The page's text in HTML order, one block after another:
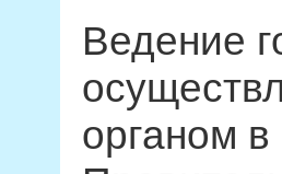
Ведение
органом